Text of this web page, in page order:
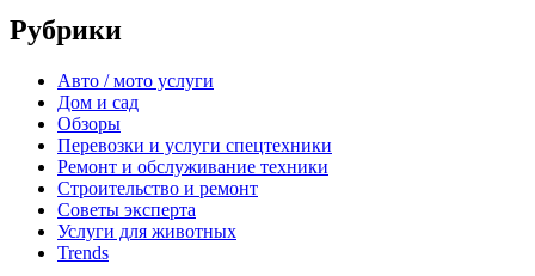
Рубрики
Авто / мото услуги
Дом и сад
Обзоры
Перевозки и услуги спецтехники
Ремонт и обслуживание техники
Строительство и ремонт
Советы эксперта
Услуги для животных
Trends